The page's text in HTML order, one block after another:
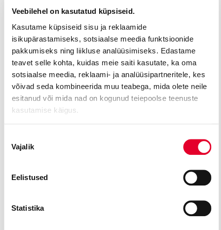
Veebilehel on kasutatud küpsiseid.
Kasutame küpsiseid sisu ja reklaamide
isikupärastamiseks, sotsiaalse meedia funktsioonide
pakkumiseks ning liikluse analüüsimiseks. Edastame
teavet selle kohta, kuidas meie saiti kasutate, ka oma
sotsiaalse meedia, reklaami- ja analüüsipartneritele, kes
võivad seda kombineerida muu teabega, mida olete neile
esitanud või mida nad on kogunud teiepoolse teenuste
kasutamise käigus.
valik
Vajalik
Eelistused
Statistika
Rossini „Sevilla habemeajaja“ (2003)
Kaumanni „Kaubamaja“ (2022)
Rahvusooperis Estonia:
Rossini „Sinjoor Bruschino“ (2004)
Beethoveni „Fidelio“ (2007)
Eesti Muusika Päevade raames:
Kozlova-Johannese „söövitab.tuhk“ (2022)